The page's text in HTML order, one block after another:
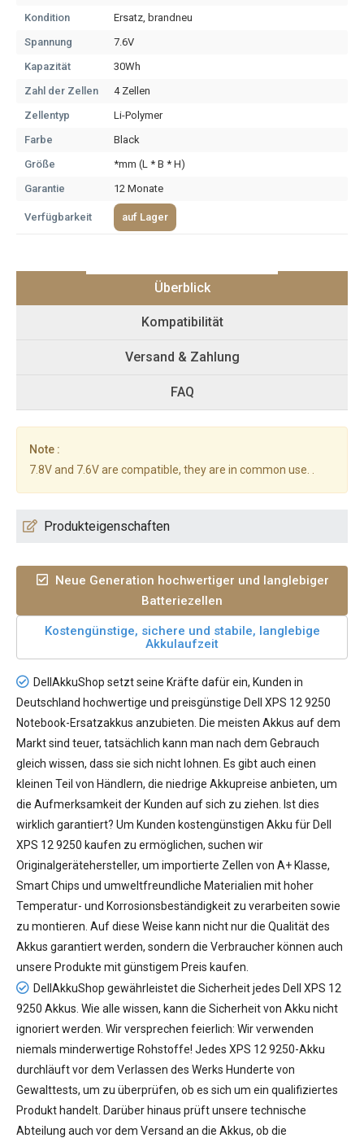
Kondition
Ersatz, brandneu
Spannung
7.6V
Kapazität
30Wh
Zahl der Zellen
4 Zellen
Zellentyp
Li-Polymer
Farbe
Black
Größe
*mm (L * B * H)
Garantie
12 Monate
Verfügbarkeit auf Lager
Überblick
Kompatibilität
Versand & Zahlung
FAQ
Note :
7.8V and 7.6V are compatible, they are in common use. .
Produkteigenschaften
Neue Generation hochwertiger und langlebiger
Batteriezellen
Kostengünstige, sichere und stabile, langlebige
Akkulaufzeit
DellAkkuShop setzt seine Kräfte dafür ein, Kunden in
Deutschland hochwertige und preisgünstige Dell XPS 12 9250
Notebook-Ersatzakkus anzubieten. Die meisten Akkus auf dem
Markt sind teuer, tatsächlich kann man nach dem Gebrauch
gleich wissen, dass sie sich nicht lohnen. Es gibt auch einen
kleinen Teil von Händlern, die niedrige Akkupreise anbieten, um
die Aufmerksamkeit der Kunden auf sich zu ziehen. Ist dies
wirklich garantiert? Um Kunden kostengünstigen Akku für Dell
XPS 12 9250 kaufen zu ermöglichen, suchen wir
Originalgerätehersteller, um importierte Zellen von A+ Klasse,
Smart Chips und umweltfreundliche Materialien mit hoher
Temperatur- und Korrosionsbeständigkeit zu verarbeiten sowie
zu montieren. Auf diese Weise kann nicht nur die Qualität des
Akkus garantiert werden, sondern die Verbraucher können auch
unsere Produkte mit günstigem Preis kaufen.
DellAkkuShop gewährleistet die Sicherheit jedes Dell XPS 12
9250 Akkus . Wie alle wissen, kann die Sicherheit von Akku nicht
ignoriert werden. Wir versprechen feierlich: Wir verwenden
niemals minderwertige Rohstoffe! Jedes XPS 12 9250-Akku
durchläuft vor dem Verlassen des Werks Hunderte von
Gewalttests, um zu überprüfen, ob es sich um ein qualifiziertes
Produkt handelt. Darüber hinaus prüft unsere technische
Abteilung auch vor dem Versand an die Akkus, ob die